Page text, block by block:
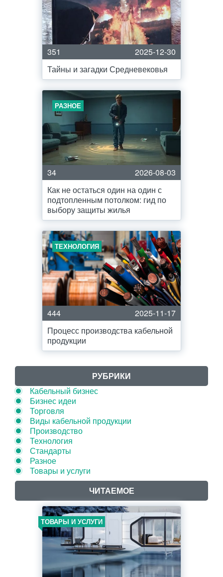
351
2025-12-30
Тайны и загадки Средневековья
РАЗНОЕ
34
2026-08-03
Как не остаться один на один с
подтопленным потолком: гид по
выбору защиты жилья
ТЕХНОЛОГИЯ
444
2025-11-17
Процесс производства кабельной
продукции
РУБРИКИ
Кабельный бизнес
Бизнес идеи
Торговля
Виды кабельной продукции
Производство
Технология
Стандарты
Разное
Товары и услуги
ЧИТАЕМОЕ
ТОВАРЫ И УСЛУГИ